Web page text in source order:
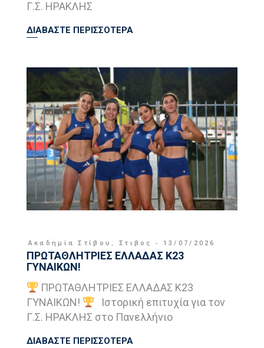
Γ.Σ. ΗΡΑΚΛΗΣ
ΔΙΑΒΑΣΤΕ ΠΕΡΙΣΣΟΤΕΡΑ
Ακαδημία Στίβου , Στιβος 13/07/2026
ΠΡΩΤΑΘΛΗΤΡΙΕΣ ΕΛΛΑΔΑΣ Κ23
ΓΥΝΑΙΚΩΝ!
ΠΡΩΤΑΘΛΗΤΡΙΕΣ ΕΛΛΑΔΑΣ Κ23
ΓΥΝΑΙΚΩΝ!
Ιστορική επιτυχία για τον
Γ.Σ. ΗΡΑΚΛΗΣ στο Πανελλήνιο
ΔΙΑΒΑΣΤΕ ΠΕΡΙΣΣΟΤΕΡΑ